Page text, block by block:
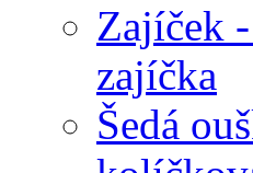
Zajíček
zajíčka
Šedá